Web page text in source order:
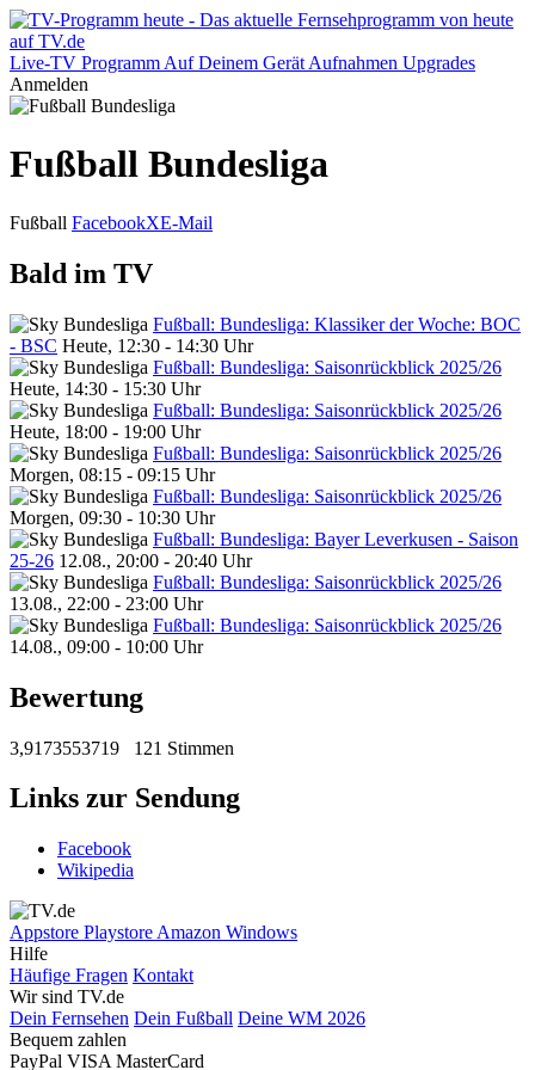
Live-TV Programm Auf Deinem Gerät Aufnahmen Upgrades
Anmelden
Fußball Bundesliga
Fußball FacebookXE-Mail
Bald im TV
Fußball: Bundesliga: Klassiker der Woche: BOC
- BSC Heute, 12:30 - 14:30 Uhr
Fußball: Bundesliga: Saisonrückblick 2025/26
Heute, 14:30 - 15:30 Uhr
Fußball: Bundesliga: Saisonrückblick 2025/26
Heute, 18:00 - 19:00 Uhr
Fußball: Bundesliga: Saisonrückblick 2025/26
Morgen, 08:15 - 09:15 Uhr
Fußball: Bundesliga: Saisonrückblick 2025/26
Morgen, 09:30 - 10:30 Uhr
Fußball: Bundesliga: Bayer Leverkusen - Saison
25-26 12.08., 20:00 - 20:40 Uhr
Fußball: Bundesliga: Saisonrückblick 2025/26
13.08., 22:00 - 23:00 Uhr
Fußball: Bundesliga: Saisonrückblick 2025/26
14.08., 09:00 - 10:00 Uhr
Bewertung
3,9173553719 121 Stimmen
Links zur Sendung
Facebook
Wikipedia
Appstore Playstore Amazon Windows
Hilfe
Häufige Fragen Kontakt
Wir sind TV.de
Dein Fernsehen Dein Fußball Deine WM 2026
Bequem zahlen
PayPal VISA MasterCard